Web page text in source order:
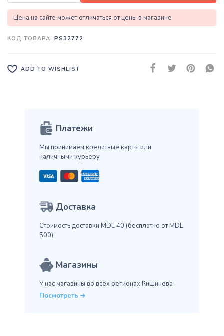
Цена на сайте может отличаться от цены в магазине
КОД ТОВАРА: PS32772
ADD TO WISHLIST
Платежи
Мы принимаем кредитные карты или
наличными курьеру
Доставка
Стоимость доставки MDL 40 (бесплатно от MDL
500)
Магазины
У нас магазины во всех регионах Кишинева
Посмотреть